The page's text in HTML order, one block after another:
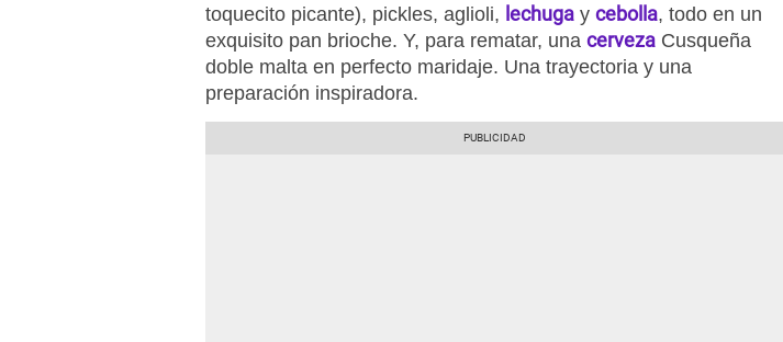
toquecito picante), pickles, aglioli, lechuga y cebolla, todo en un
exquisito pan brioche. Y, para rematar, una cerveza Cusqueña
doble malta en perfecto maridaje. Una trayectoria y una
preparación inspiradora.